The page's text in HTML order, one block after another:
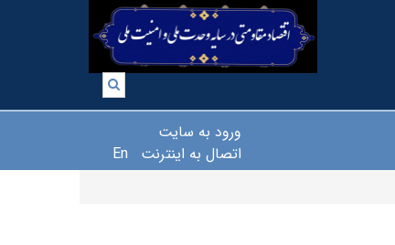
ورود به سایت
اتصال به اینترنت
En